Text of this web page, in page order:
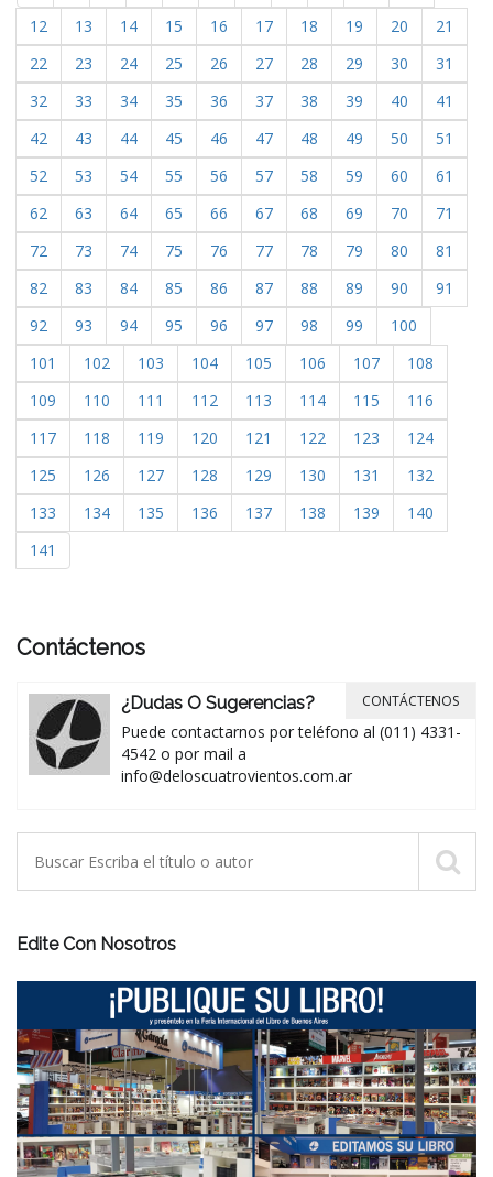
12
13 14 15 16 17 18 19 20
21
22
23 24 25 26 27 28 29 30
31
32
33 34 35 36 37 38 39 40
41
42
43 44 45 46 47 48 49 50
51
52
53 54 55 56 57 58 59 60
61
62
63 64 65 66 67 68 69 70
71
72
73 74 75 76 77 78 79 80
81
82
83 84 85 86 87 88 89 90
91
92
93 94 95 96 97 98 99
100
101
102 103 104 105 106 107
108
109
110 111 112 113 114 115
116
117
118 119 120 121 122 123
124
125
126 127 128 129 130 131
132
133
134 135 136 137 138 139
140
141
Contáctenos
¿Dudas O Sugerencias?
Puede contactarnos por teléfono al (011) 4331-
4542 o por mail a
info@deloscuatrovientos.com.ar
CONTÁCTENOS
Edite Con Nosotros